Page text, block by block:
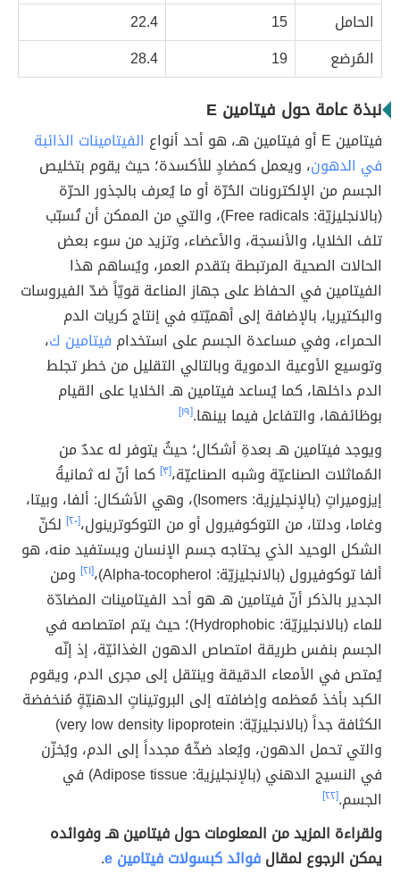
الحامل 15
22.4
المُرضع
19
28.4
نبذة عامة حول فيتامين E
فيتامين E أو فيتامين هـ، هو أحد أنواع
الفيتامينات الذائبة
في الدهون، ويعمل كمضادٍ للأكسدة؛ حيث يقوم بتخليص
الجسم من الإلكترونات الحُرّة أو ما يُعرف بالجذور الحرّة
(بالانجليزيّة: Free radicals)، والتي من الممكن أن تُسبّب
تلف الخلايا، والأنسجة، والأعضاء، وتزيد من سوء بعض
الحالات الصحية المرتبطة بتقدم العمر، ويُساهم هذا
الفيتامين في الحفاظ على جهاز المناعة قويّاً ضدّ الفيروسات
والبكتيريا، بالإضافة إلى أهميّتهِ في إنتاج كريات الدم
الحمراء، وفي مساعدة الجسم على استخدام فيتامين ك،
وتوسيع الأوعية الدموية وبالتالي التقليل من خطر تجلط
الدم داخلها، كما يُساعد فيتامين هـ الخلايا على القيام
بوظائفها، والتفاعل فيما بينها.[١٩]
ويوجد فيتامين هـ بعدةِ أشكال؛ حيثُ يتوفر له عددٌ من
المُماثلات الصناعيّة وشبه الصناعيّة،[٣]
كما أنّ له ثمانيةُ
إيزوميراتٍ (بالإنجليزية: Isomers)، وهي الأشكال: ألفا، وبيتا،
وغاما، ودلتا، من التوكوفيرول أو من التوكوترينول،[٢٠]
لكنّ
الشكل الوحيد الذي يحتاجه جسم الإنسان ويستفيد منه، هو
ألفا توكوفيرول (بالانجليزيّة: Alpha-tocopherol)،
[٢١]
ومن
الجدير بالذكر أنّ فيتامين هـ هو أحد الفيتامينات المضادّة
للماء (بالانجليزيّة: Hydrophobic)؛ حيث يتم امتصاصه في
الجسم بنفس طريقة امتصاص الدهون الغذائيّة، إذ إنّه
يُمتص في الأمعاء الدقيقة وينتقل إلى مجرى الدم، ويقوم
الكبد بأخذ مُعظمه وإضافته إلى البروتيناتٍ الدهنيّةٍ مُنخفضة
الكثافة جداً (بالانجليزيّة: very low density lipoprotein)
والتي تحمل الدهون، ويُعاد ضخّهُ مجدداً إلى الدم، ويُخزّن
في النسيج الدهني (بالإنجليزية: Adipose tissue) في
الجسم.[٢٢]
ولقراءة المزيد من المعلومات حول فيتامين هـ وفوائده
يمكن الرجوع لمقالفوائد كبسولات فيتامين e .